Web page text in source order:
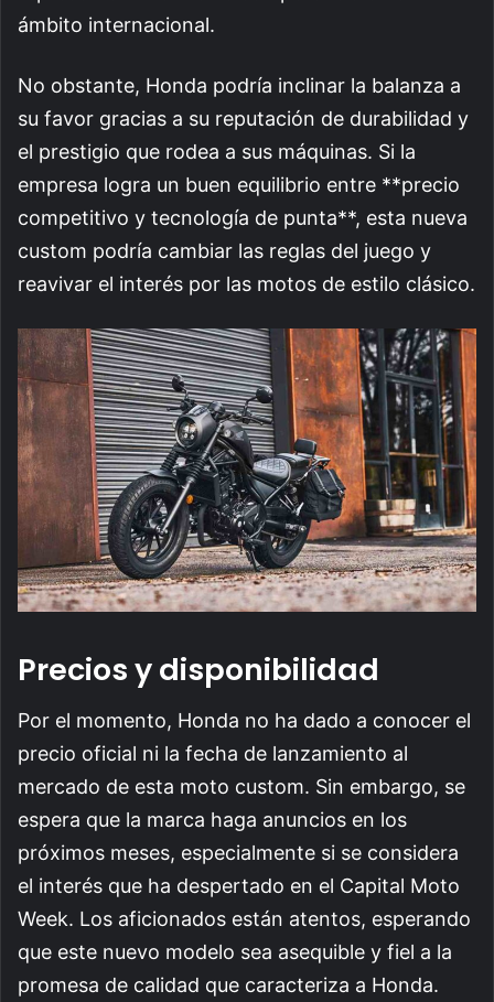
ámbito internacional.
No obstante, Honda podría inclinar la balanza a
su favor gracias a su reputación de durabilidad y
el prestigio que rodea a sus máquinas. Si la
empresa logra un buen equilibrio entre **precio
competitivo y tecnología de punta**, esta nueva
custom podría cambiar las reglas del juego y
reavivar el interés por las motos de estilo clásico.
Precios y disponibilidad
Por el momento, Honda no ha dado a conocer el
precio oficial ni la fecha de lanzamiento al
mercado de esta moto custom. Sin embargo, se
espera que la marca haga anuncios en los
próximos meses, especialmente si se considera
el interés que ha despertado en el Capital Moto
Week. Los aficionados están atentos, esperando
que este nuevo modelo sea asequible y fiel a la
promesa de calidad que caracteriza a Honda.